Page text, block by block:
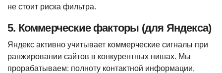
не стоит риска фильтра.
5. Коммерческие факторы (для Яндекса)
Яндекс активно учитывает коммерческие сигналы при
ранжировании сайтов в конкурентных нишах. Мы
прорабатываем: полноту контактной информации,